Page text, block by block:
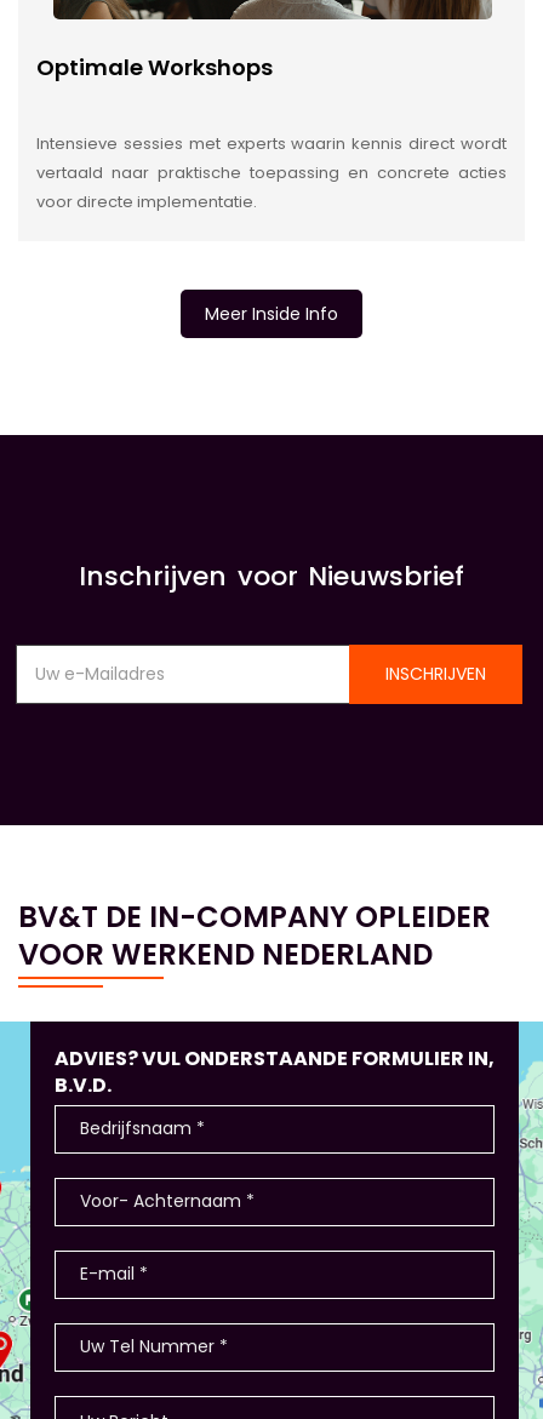
Optimale Workshops
Intensieve sessies met experts waarin kennis direct wordt
vertaald naar praktische toepassing en concrete acties
voor directe implementatie.
Meer Inside Info
Inschrijven voor Nieuwsbrief
INSCHRIJVEN
BV&T DE IN-COMPANY OPLEIDER
VOOR WERKEND NEDERLAND
ADVIES? VUL ONDERSTAANDE FORMULIER IN,
B.V.D.